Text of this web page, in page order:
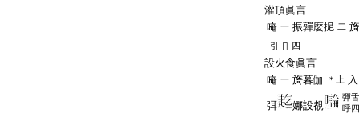
灌頂眞言
唵 一 振嚲麼抳 二
引 𤙖 四
設火食眞言
唵 一 旖暮伽 ＊上
弭 娜設覩
彈舌
呼四